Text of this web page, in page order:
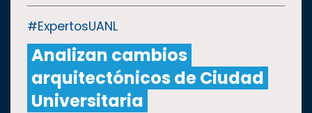
CULTURA
DEPORTES
#ExpertosUANL
Analizan cambios
arquitectónicos de Ciudad
Universitaria